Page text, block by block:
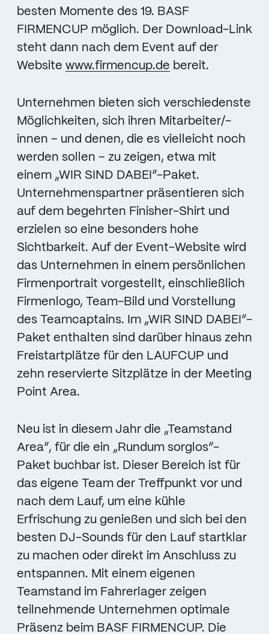
besten Momente des 19. BASF
FIRMENCUP möglich. Der Download-Link
steht dann nach dem Event auf der
Website www.firmencup.de bereit.
Unternehmen bieten sich verschiedenste
Möglichkeiten, sich ihren Mitarbeiter/-
innen – und denen, die es vielleicht noch
werden sollen – zu zeigen, etwa mit
einem „WIR SIND DABEI“-Paket.
Unternehmenspartner präsentieren sich
auf dem begehrten Finisher-Shirt und
erzielen so eine besonders hohe
Sichtbarkeit. Auf der Event-Website wird
das Unternehmen in einem persönlichen
Firmenportrait vorgestellt, einschließlich
Firmenlogo, Team-Bild und Vorstellung
des Teamcaptains. Im „WIR SIND DABEI“-
Paket enthalten sind darüber hinaus zehn
Freistartplätze für den LAUFCUP und
zehn reservierte Sitzplätze in der Meeting
Point Area.
Neu ist in diesem Jahr die „Teamstand
Area“, für die ein „Rundum sorglos“-
Paket buchbar ist. Dieser Bereich ist für
das eigene Team der Treffpunkt vor und
nach dem Lauf, um eine kühle
Erfrischung zu genießen und sich bei den
besten DJ-Sounds für den Lauf startklar
zu machen oder direkt im Anschluss zu
entspannen. Mit einem eigenen
Teamstand im Fahrerlager zeigen
teilnehmende Unternehmen optimale
Präsenz beim BASF FIRMENCUP. Die